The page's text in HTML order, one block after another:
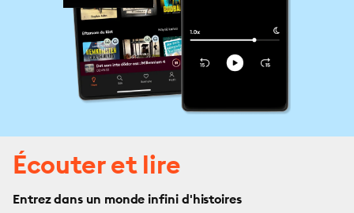
Écouter et lire
Entrez dans un monde infini d'histoires